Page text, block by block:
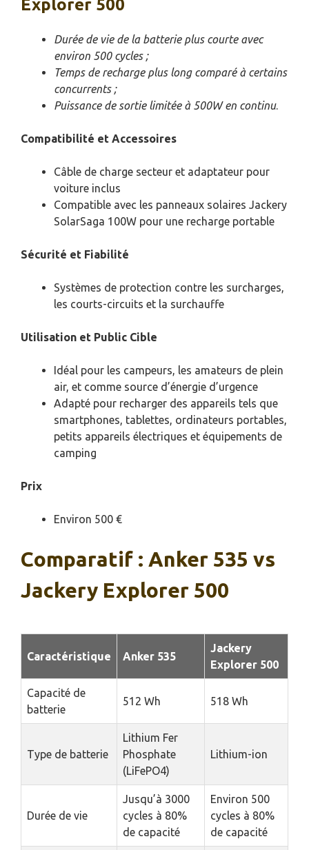
Explorer 500
Durée de vie de la batterie plus courte avec
environ 500 cycles ;
Temps de recharge plus long comparé à certains
concurrents ;
Puissance de sortie limitée à 500W en continu.
Compatibilité et Accessoires
Câble de charge secteur et adaptateur pour
voiture inclus
Compatible avec les panneaux solaires Jackery
SolarSaga 100W pour une recharge portable
Sécurité et Fiabilité
Systèmes de protection contre les surcharges,
les courts-circuits et la surchauffe
Utilisation et Public Cible
Idéal pour les campeurs, les amateurs de plein
air, et comme source d’énergie d’urgence
Adapté pour recharger des appareils tels que
smartphones, tablettes, ordinateurs portables,
petits appareils électriques et équipements de
camping
Prix
Environ 500 €
Comparatif : Anker 535 vs
Jackery Explorer 500
Caractéristique Anker 535
Jackery
Explorer 500
Capacité de
batterie
512 Wh 518 Wh
Type de batterie
Lithium Fer
Phosphate
(LiFePO4)
Lithium-ion
Durée de vie
Jusqu’à 3000
cycles à 80%
de capacité
Environ 500
cycles à 80%
de capacité